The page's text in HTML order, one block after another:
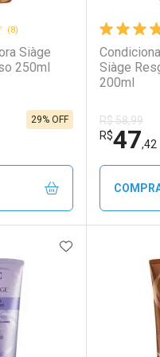
(8)
Siàge
250ml
29% OFF
Siàge
200ml
R$ 58,99
R$47,42
Por
ADICIONAR